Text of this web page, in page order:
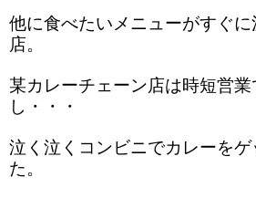
他に食べたいメニューがすぐ
店。
某カレーチェーン店は時短営
し・・・
泣く泣くコンビニでカレーを
た。